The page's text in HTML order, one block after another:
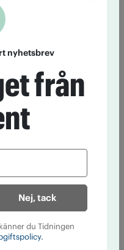
nyhetsbrev
från
Nej, tack
du Tidningen